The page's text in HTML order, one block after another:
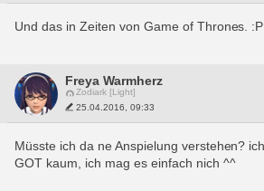
Und das in Zeiten von Game of Thrones. :P
Freya Warmherz
Zodiark [Light]
25.04.2016, 09:33
Müsste ich da ne Anspielung verstehen?
GOT kaum, ich mag es einfach nich ^^